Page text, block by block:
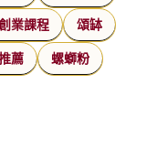
業課程 頌缽
薦 螺螄粉